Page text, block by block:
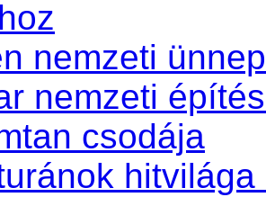
nemzeti
nemzeti
csodája